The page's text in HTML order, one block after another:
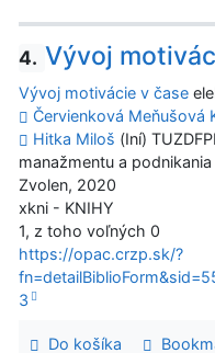
4. Vývoj
Vývoj motivácie v čase
Červienková Meňušová
Hitka Miloš (Iní)
manažmentu a podnikania
Zvolen, 2020
xkni - KNIHY
1, z toho voľných 0
https://opac.crzp.sk/?
3
Do košíka